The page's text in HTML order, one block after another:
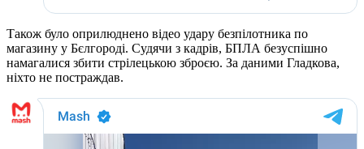
Також було оприлюднено відео удару безпілотника по
магазину у Бєлгороді. Судячи з кадрів, БПЛА безуспішно
намагалися збити стрілецькою зброєю. За даними Гладкова,
ніхто не постраждав.